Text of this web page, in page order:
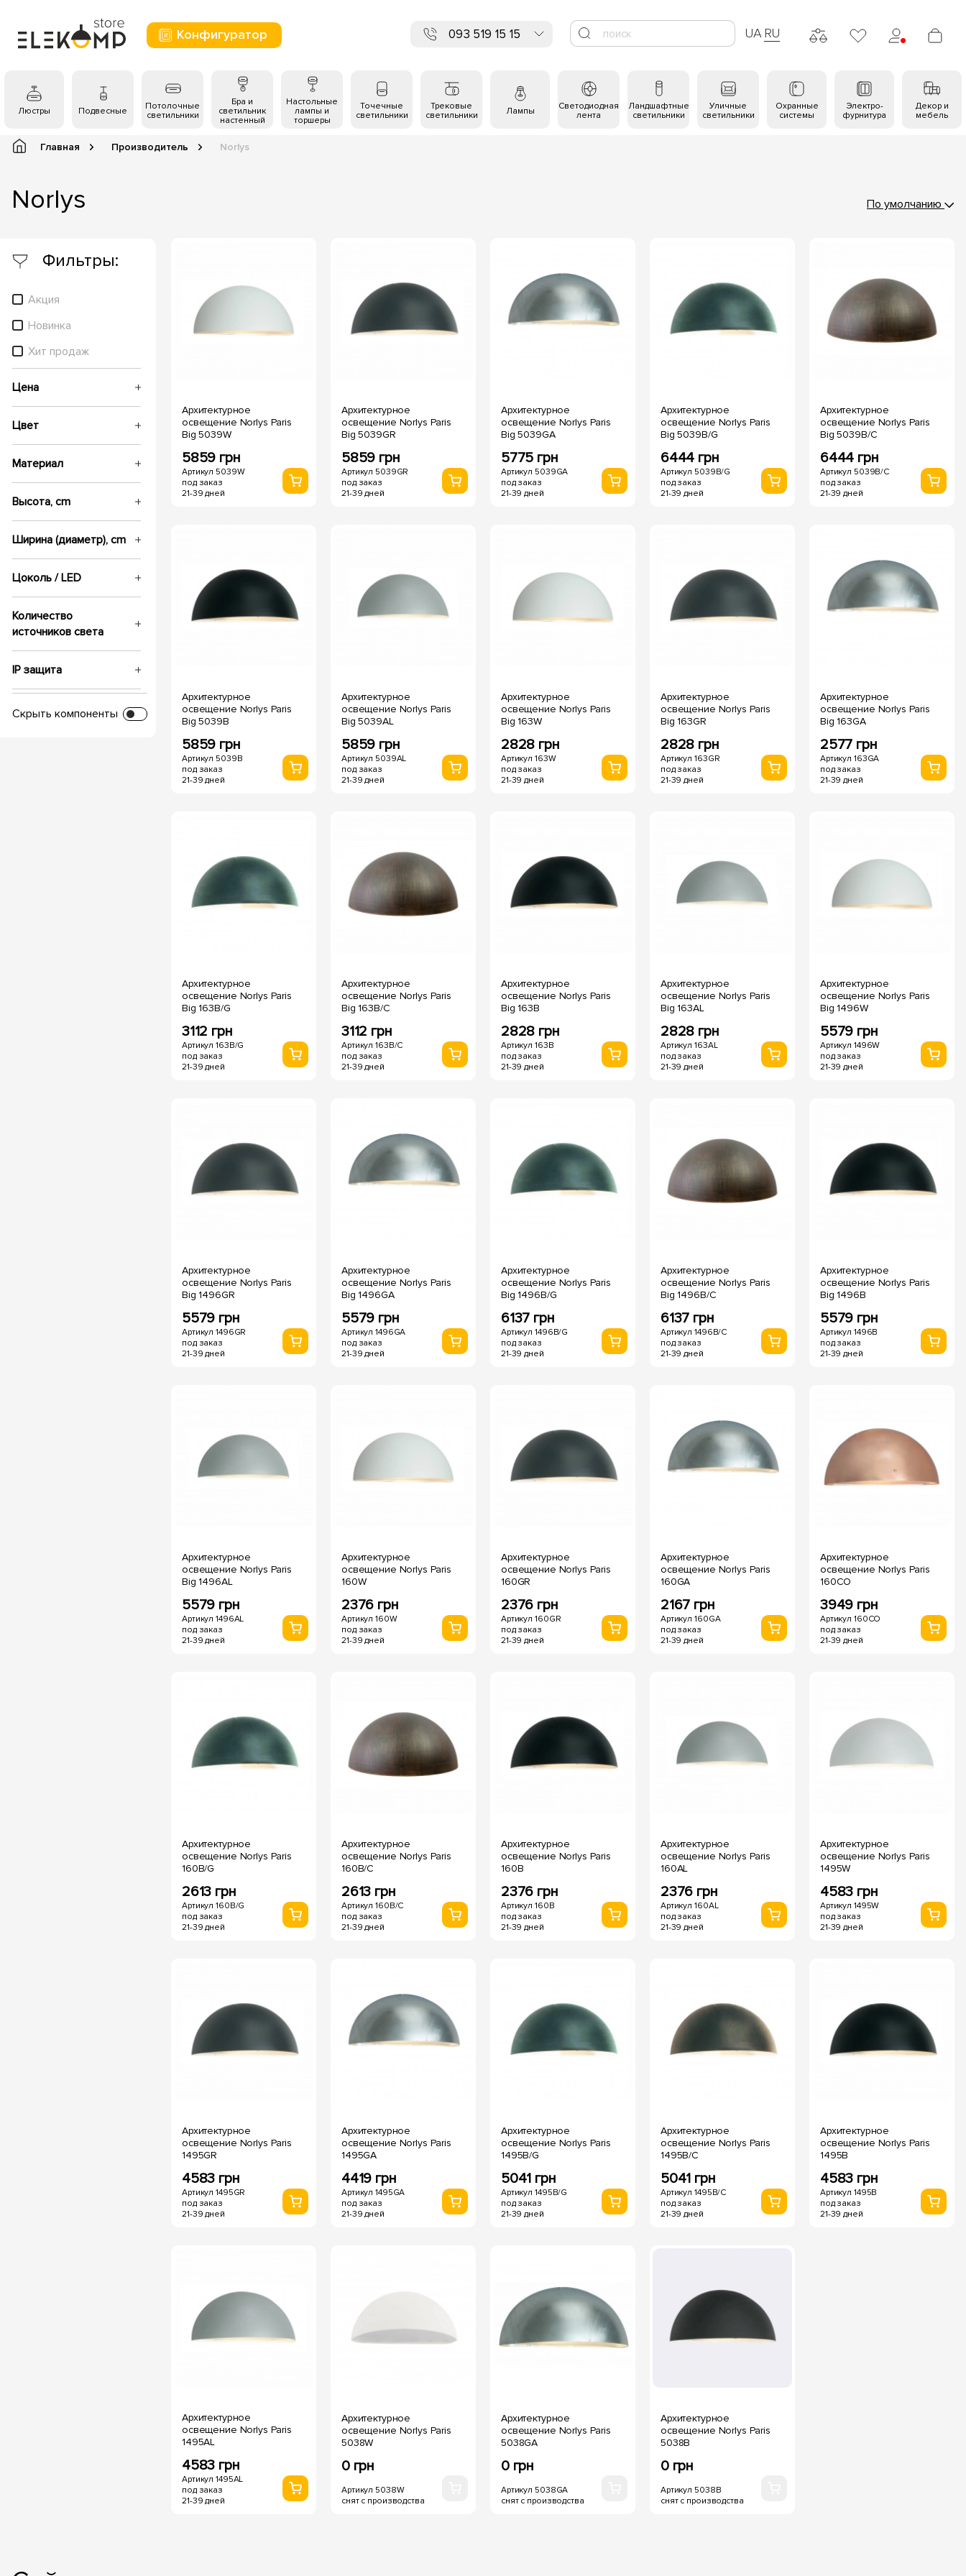
Конфигуратор 093 519 15 15 UA RU
Люстры Подвесные
Потолочные
светильники
Бра и
светильник
настенный
Настольные
лампы и
торшеры
Точечные
светильники
Трековые
светильники
Лампы
Светодиодная
лента
Ландшафтные
светильники
Уличные
светильники
Охранные
системы
Электро-
фурнитура
Декор и
мебель
Главная Производитель Norlys
Norlys По умолчанию
Фильтры:
Акция
Новинка
Хит продаж
Цена
Цвет
Материал
Высота, cm
Ширина (диаметр), cm
Цоколь / LED
Количество
источников света
IP защита
Напряжение, V
Скрыть компоненты
Архитектурное
освещение Norlys Paris
Big 5039W
5859 грн
Артикул 5039W
под заказ
21-39 дней
Архитектурное
освещение Norlys Paris
Big 5039GR
5859 грн
Артикул 5039GR
под заказ
21-39 дней
Архитектурное
освещение Norlys Paris
Big 5039GA
5775 грн
Артикул 5039GA
под заказ
21-39 дней
Архитектурное
освещение Norlys Paris
Big 5039B/G
6444 грн
Артикул 5039B/G
под заказ
21-39 дней
Архитектурное
освещение Norlys Paris
Big 5039B/C
6444 грн
Артикул 5039B/C
под заказ
21-39 дней
Архитектурное
освещение Norlys Paris
Big 5039B
5859 грн
Артикул 5039B
под заказ
21-39 дней
Архитектурное
освещение Norlys Paris
Big 5039AL
5859 грн
Артикул 5039AL
под заказ
21-39 дней
Архитектурное
освещение Norlys Paris
Big 163W
2828 грн
Артикул 163W
под заказ
21-39 дней
Архитектурное
освещение Norlys Paris
Big 163GR
2828 грн
Артикул 163GR
под заказ
21-39 дней
Архитектурное
освещение Norlys Paris
Big 163GA
2577 грн
Артикул 163GA
под заказ
21-39 дней
Архитектурное
освещение Norlys Paris
Big 163B/G
3112 грн
Артикул 163B/G
под заказ
21-39 дней
Архитектурное
освещение Norlys Paris
Big 163B/C
3112 грн
Артикул 163B/C
под заказ
21-39 дней
Архитектурное
освещение Norlys Paris
Big 163B
2828 грн
Артикул 163B
под заказ
21-39 дней
Архитектурное
освещение Norlys Paris
Big 163AL
2828 грн
Артикул 163AL
под заказ
21-39 дней
Архитектурное
освещение Norlys Paris
Big 1496W
5579 грн
Артикул 1496W
под заказ
21-39 дней
Архитектурное
освещение Norlys Paris
Big 1496GR
5579 грн
Артикул 1496GR
под заказ
21-39 дней
Архитектурное
освещение Norlys Paris
Big 1496GA
5579 грн
Артикул 1496GA
под заказ
21-39 дней
Архитектурное
освещение Norlys Paris
Big 1496B/G
6137 грн
Артикул 1496B/G
под заказ
21-39 дней
Архитектурное
освещение Norlys Paris
Big 1496B/C
6137 грн
Артикул 1496B/C
под заказ
21-39 дней
Архитектурное
освещение Norlys Paris
Big 1496B
5579 грн
Артикул 1496B
под заказ
21-39 дней
Архитектурное
освещение Norlys Paris
Big 1496AL
5579 грн
Артикул 1496AL
под заказ
21-39 дней
Архитектурное
освещение Norlys Paris
160W
2376 грн
Артикул 160W
под заказ
21-39 дней
Архитектурное
освещение Norlys Paris
160GR
2376 грн
Артикул 160GR
под заказ
21-39 дней
Архитектурное
освещение Norlys Paris
160GA
2167 грн
Артикул 160GA
под заказ
21-39 дней
Архитектурное
освещение Norlys Paris
160CO
3949 грн
Артикул 160CO
под заказ
21-39 дней
Архитектурное
освещение Norlys Paris
160B/G
2613 грн
Артикул 160B/G
под заказ
21-39 дней
Архитектурное
освещение Norlys Paris
160B/C
2613 грн
Артикул 160B/C
под заказ
21-39 дней
Архитектурное
освещение Norlys Paris
160B
2376 грн
Артикул 160B
под заказ
21-39 дней
Архитектурное
освещение Norlys Paris
160AL
2376 грн
Артикул 160AL
под заказ
21-39 дней
Архитектурное
освещение Norlys Paris
1495W
4583 грн
Артикул 1495W
под заказ
21-39 дней
Архитектурное
освещение Norlys Paris
1495GR
4583 грн
Артикул 1495GR
под заказ
21-39 дней
Архитектурное
освещение Norlys Paris
1495GA
4419 грн
Артикул 1495GA
под заказ
21-39 дней
Архитектурное
освещение Norlys Paris
1495B/G
5041 грн
Артикул 1495B/G
под заказ
21-39 дней
Архитектурное
освещение Norlys Paris
1495B/C
5041 грн
Артикул 1495B/C
под заказ
21-39 дней
Архитектурное
освещение Norlys Paris
1495B
4583 грн
Артикул 1495B
под заказ
21-39 дней
Архитектурное
освещение Norlys Paris
1495AL
4583 грн
Артикул 1495AL
под заказ
21-39 дней
Архитектурное
освещение Norlys Paris
5038W
0 грн
Артикул 5038W
снят с производства
Архитектурное
освещение Norlys Paris
5038GA
0 грн
Артикул 5038GA
снят с производства
Архитектурное
освещение Norlys Paris
5038B
0 грн
Артикул 5038B
снят с производства